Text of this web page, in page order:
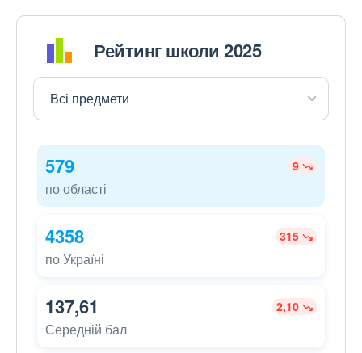
Рейтинг школи 2025
579 9
по області
4358 315
по Україні
137,61 2,10
Середній бал